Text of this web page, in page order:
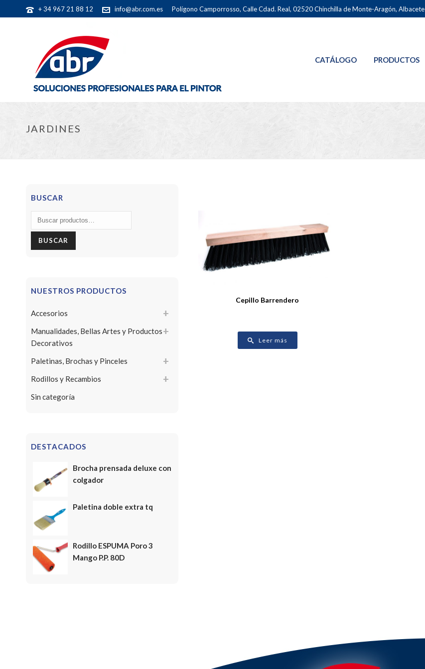
+ 34 967 21 88 12 info@abr.com.es Polígono Camporrosso, Calle Cdad. Real, 02520 Chinchilla de Monte-Aragón, Albacete
CATÁLOGO PRODUCTOS
JARDINES
Cepillo Barrendero
Leer más
BUSCAR
Buscar
por:
BUSCAR
NUESTROS PRODUCTOS
Accesorios
Manualidades, Bellas Artes y Productos
Decorativos
Paletinas, Brochas y Pinceles
Rodillos y Recambios
Sin categoría
DESTACADOS
Brocha prensada deluxe con
colgador
Paletina doble extra tq
Rodillo ESPUMA Poro 3
Mango P.P. 80D